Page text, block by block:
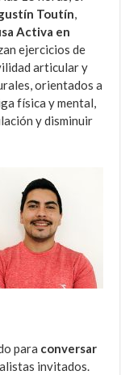
Toutín,
Activa en
ejercicios de
articular y
orientados a
física y mental,
y disminuir
para conversar
invitados.